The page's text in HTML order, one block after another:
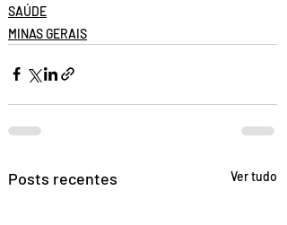
SAÚDE
MINAS GERAIS
Posts recentes Ver tudo